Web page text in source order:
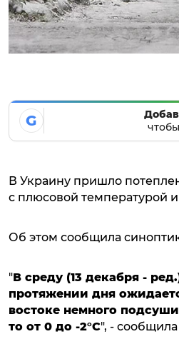
G
В Украину пришло
с плюсовой температурой
Об этом сообщила
"В среду (13 декабря -
протяжении дня
востоке немного
то от 0 до -2°C", -